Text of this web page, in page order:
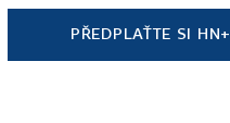
PŘEDPLAŤTE SI HN+